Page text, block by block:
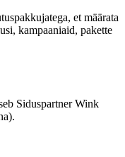
et määrata
kampaaniaid, pakette
Siduspartner Wink